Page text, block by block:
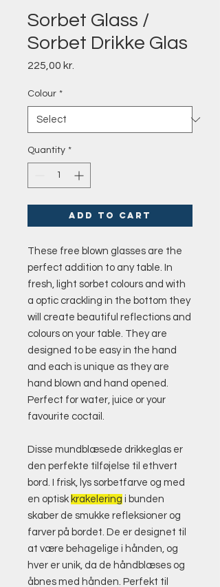
Sorbet Glass /
Sorbet Drikke Glas
225,00 kr.
Colour *
Quantity *
Add to Cart
These free blown glasses are the
perfect addition to any table. In
fresh, light sorbet colours and with
a optic crackling in the bottom they
will create beautiful reflections and
colours on your table. They are
designed to be easy in the hand
and each is unique as they are
hand blown and hand opened.
Perfect for water, juice or your
favourite coctail.
Disse mundblæsede drikkeglas er
den perfekte tilføjelse til ethvert
bord. I frisk, lys sorbetfarve og med
en optisk krakelering i bunden
skaber de smukke refleksioner og
farver på bordet. De er designet til
at være behagelige i hånden, og
hver er unik, da de håndblæses og
åbnes med hånden. Perfekt til